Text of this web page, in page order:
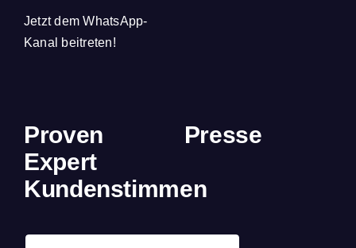
Jetzt dem WhatsApp-
Kanal beitreten!
Proven
Expert
Kundenstimmen
Presse